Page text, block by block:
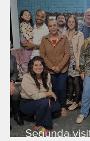
Segunda